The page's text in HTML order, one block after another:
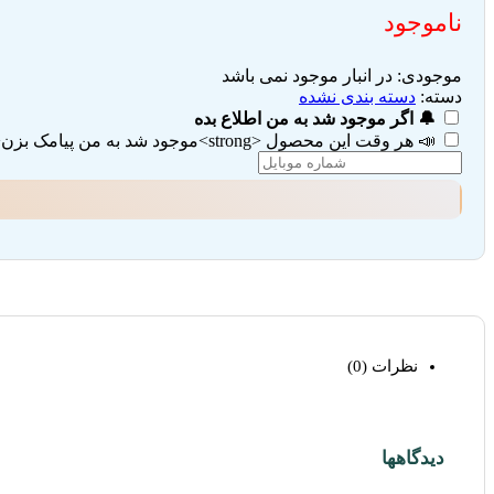
ناموجود
موجودی: در انبار موجود نمی باشد
دسته: دسته بندی نشده
🔔 اگر موجود شد به من اطلاع بده
📣 هر وقت این محصول <strong>موجود شد به من پیامک بزن</strong> (تیک هر دو گزینه را بزنید)
نظرات (0)
دیدگاهها